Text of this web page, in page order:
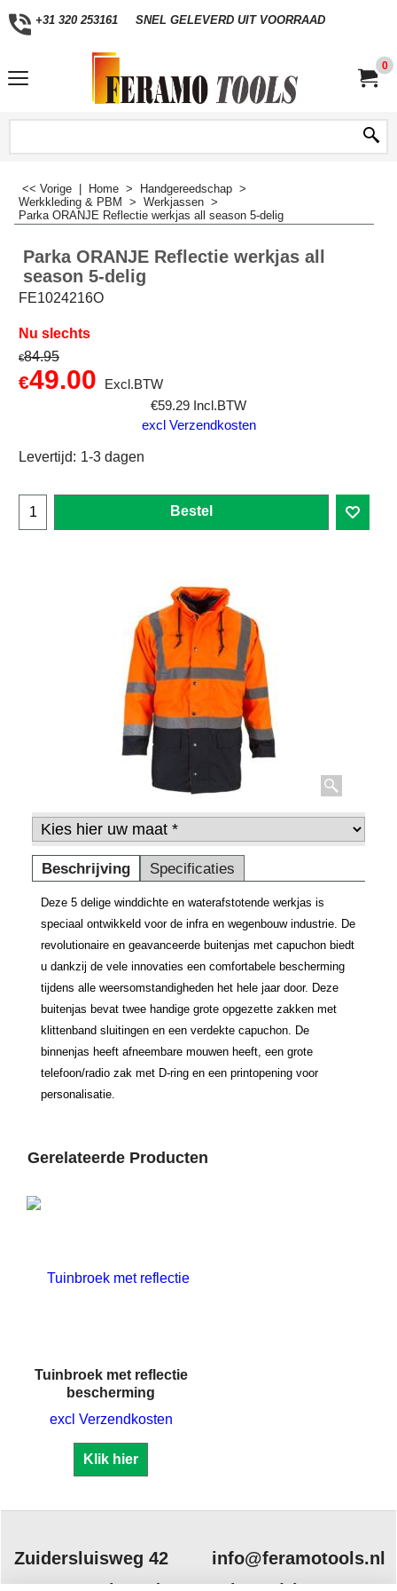
+31 320 253161 SNEL GELEVERD UIT VOORRAAD
0
<< Vorige Home > Handgereedschap >
Werkkleding & PBM
> Werkjassen >
Parka ORANJE Reflectie werkjas all season 5-delig
Parka ORANJE Reflectie werkjas all
season 5-delig
FE1024216O
Nu slechts
€84.95
€49.00
Excl.BTW
€59.29 Incl.BTW
excl Verzendkosten
Levertijd: 1-3 dagen
Bestel
Beschrijving Specificaties
Deze 5 delige winddichte en waterafstotende werkjas is
speciaal ontwikkeld voor de infra en wegenbouw industrie. De
revolutionaire en geavanceerde buitenjas met capuchon biedt
u dankzij de vele innovaties een comfortabele bescherming
tijdens alle weersomstandigheden het hele jaar door. Deze
buitenjas bevat twee handige grote opgezette zakken met
klittenband sluitingen en een verdekte capuchon. De
binnenjas heeft afneembare mouwen heeft, een grote
telefoon/radio zak met D-ring en een printopening voor
personalisatie.
Gerelateerde Producten
Tuinbroek met reflectie
bescherming
excl Verzendkosten
Klik hier
Zuidersluisweg 42
info@feramotools.nl